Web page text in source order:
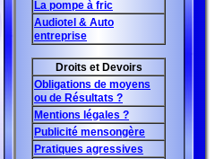
La pompe à fric
Audiotel & Auto
entreprise
Droits et Devoirs
Obligations de moyens
ou de Résultats ?
Mentions légales ?
Publicité mensongère
Pratiques agressives